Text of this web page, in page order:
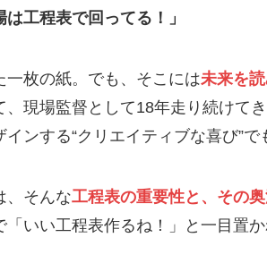
は工程表で回ってる！」
一枚の紙。でも、そこには未来を
、現場監督として18年走り続けて
インする“クリエイティブな喜び”で
、そんな工程表の重要性と、その
「いい工程表作るね！」と一目置